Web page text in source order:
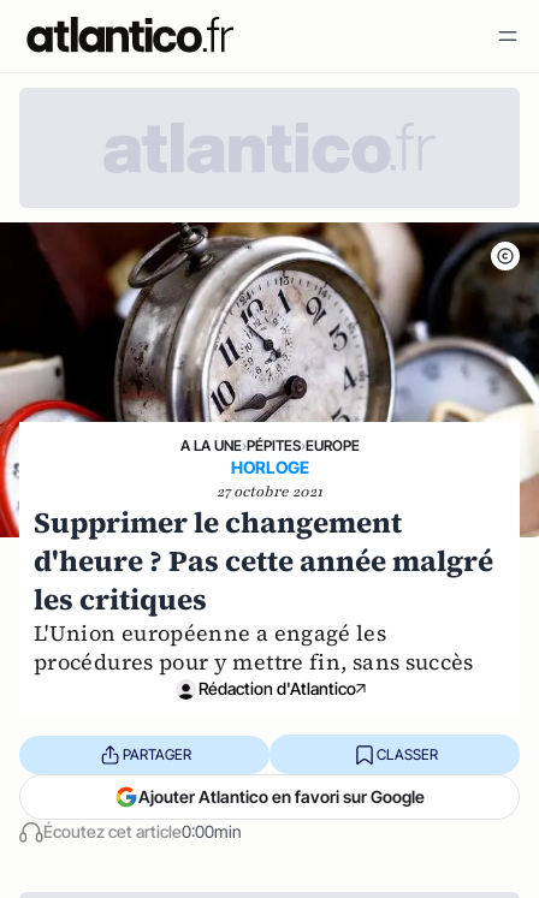
A LA UNE›PÉPITES›EUROPE
HORLOGE
27 octobre 2021
Supprimer le changement
d'heure ? Pas cette année malgré
les critiques
L'Union européenne a engagé les
procédures pour y mettre fin, sans succès
Rédaction d'Atlantico
Écoutez cet article0:00min
PARTAGER CLASSER
Ajouter Atlantico en favori sur Google